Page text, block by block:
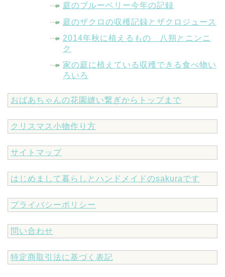
庭のブルーベリー今年の記録
庭のザクロの収穫記録とザクロジュース
2014年秋に植えるもの 八朔とニンニ
ク
家の庭に植えている収穫できる食べ物い
ろいろ
おばあちゃんの花園縫い繋ぎからトップまで
クリスマス小物作り方
サイトマップ
はじめまして暮らしとハンドメイドのsakuraです
プライバシーポリシー
問い合わせ
特定商取引法に基づく表記